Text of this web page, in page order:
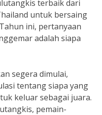
terbaik dari
untuk bersaing
ini, pertanyaan
adalah siapa
segera dimulai,
tentang siapa yang
keluar sebagai juara.
pemain-